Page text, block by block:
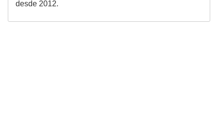
desde 2012.